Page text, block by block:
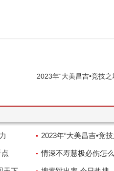
2023年“大美昌吉•竞技
2023年“大美昌吉•竞
情深不寿慧极必伤怎